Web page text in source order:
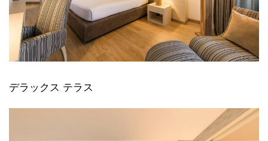
デラックス テラス